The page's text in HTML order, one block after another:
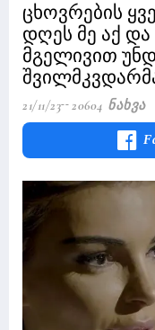
ცხოვრების
დღეს მე აქ და
მგელივით
21/11/23 20604 Ნახვა